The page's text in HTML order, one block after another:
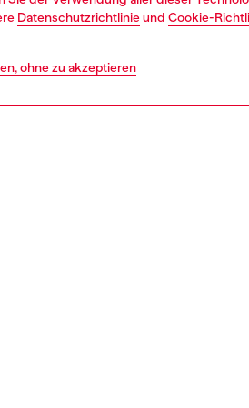
Datenschutzrichtlinieund Cookie-
ohne zu akzeptieren